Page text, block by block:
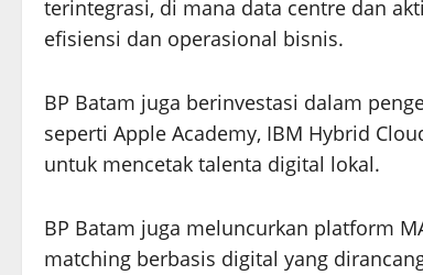
terintegrasi, di mana data centre dan
efisiensi dan operasional bisnis.
BP Batam juga berinvestasi dalam
seperti Apple Academy, IBM Hybrid
untuk mencetak talenta digital lokal.
BP Batam juga meluncurkan platform
matching berbasis digital yang